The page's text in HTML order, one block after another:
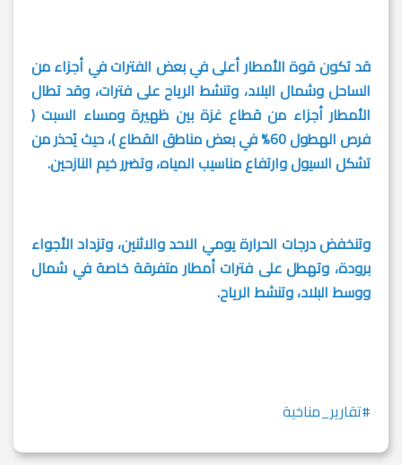
قد تكون قوة الأمطار أعلى في بعض الفترات في أجزاء من
الساحل وشمال البلاد، وتنشط الرياح على فترات، وقد تطال
الأمطار أجزاء من قطاع غزة بين ظهيرة ومساء السبت (
فرص الهطول 60% في بعض مناطق القطاع )، حيث يُحذر من
تشكل السيول وارتفاع مناسيب المياه، وتضرر خيم النازحين.
وتنخفض درجات الحرارة يومي الاحد والاثنين، وتزداد الأجواء
برودة، وتهطل على فترات أمطار متفرقة خاصة في شمال
ووسط البلاد، وتنشط الرياح.
#تقارير_مناخية